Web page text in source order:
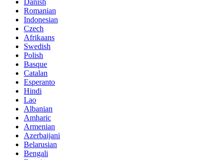
Danish
Romanian
Indonesian
Czech
Afrikaans
Swedish
Polish
Basque
Catalan
Esperanto
Hindi
Lao
Albanian
Amharic
Armenian
Azerbaijani
Belarusian
Bengali